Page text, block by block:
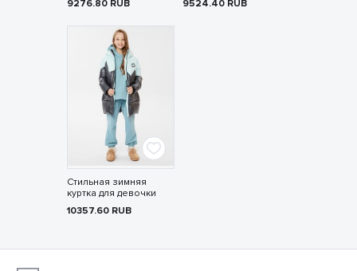
9276.80 RUB
9524.40 RUB
Стильная зимняя
куртка для девочки
10357.60 RUB